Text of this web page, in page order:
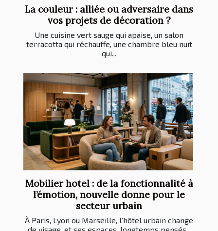
La couleur : alliée ou adversaire dans
vos projets de décoration ?
Une cuisine vert sauge qui apaise, un salon
terracotta qui réchauffe, une chambre bleu nuit
qui...
Mobilier hotel : de la fonctionnalité à
l’émotion, nouvelle donne pour le
secteur urbain
À Paris, Lyon ou Marseille, l’hôtel urbain change
de visage, et ses espaces, longtemps pensés...